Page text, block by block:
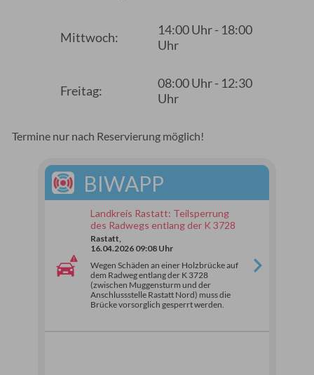
Mittwoch:
14:00 Uhr - 18:00
Uhr
Freitag:
08:00 Uhr - 12:30
Uhr
Termine nur nach Reservierung möglich!
BIWAPP
Landkreis Rastatt: Teilsperrung
des Radwegs entlang der K 3728
Rastatt,
16.04.2026 09:08 Uhr
Wegen Schäden an einer Holzbrücke auf
dem Radweg entlang der K 3728
(zwischen Muggensturm und der
Anschlussstelle Rastatt Nord) muss die
Brücke vorsorglich gesperrt werden.